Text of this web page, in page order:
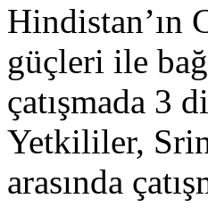
Hindistan’ın
güçleri ile
çatışmada 3
Yetkililer,
arasında